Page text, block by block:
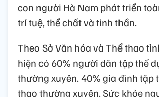
con người Hà Nam phát triển
trí tuệ, thể chất và tinh thần.
Theo Sở Văn hóa và Thể thao
hiện có 60% người dân tập thể
thường xuyên. 40% gia đình tập
thao thường xuyên. Sức khỏe